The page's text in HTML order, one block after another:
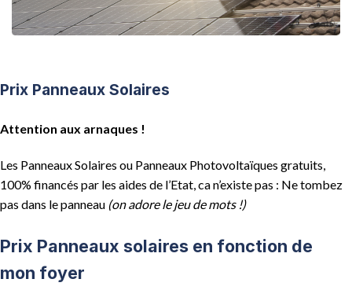
Prix Panneaux Solaires
Attention aux arnaques !
Les Panneaux Solaires ou Panneaux Photovoltaïques gratuits,
100% financés par les aides de l’Etat, ca n’existe pas : Ne tombez
pas dans le panneau (on adore le jeu de mots !)
Prix Panneaux solaires en fonction de
mon foyer